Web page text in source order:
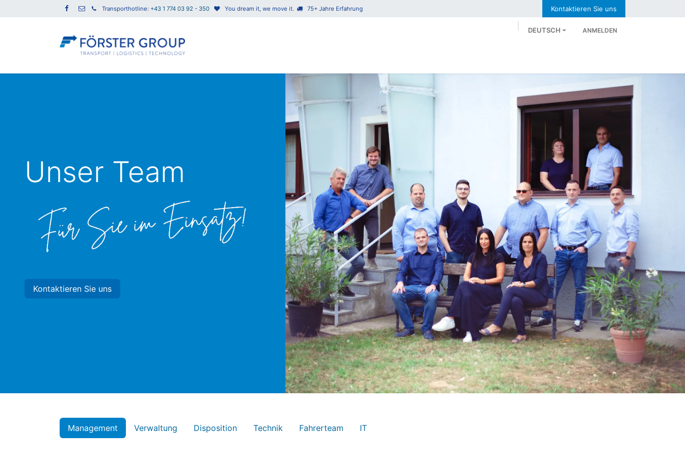
Transporthotline: +43 1 774 03 92 - 350 You dream it, we move it. 75+ Jahre Erfahrung​ Kontaktieren Sie uns
DEUTSCH ANMELDEN
Unser Team
Kontaktieren Sie uns
Management Verwaltung Disposition Technik Fahrerteam IT